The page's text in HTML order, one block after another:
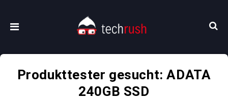
Produkttester gesucht: ADATA
240GB SSD